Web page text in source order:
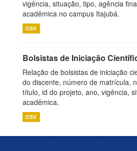
vigência, situação, tipo, agência
acadêmica no campus Itajubá.
CSV
Bolsistas de Iniciação
Relação de bolsistas de iniciação
do discente, número de matrícula,
título, id do projeto, ano, vigência,
acadêmica.
CSV